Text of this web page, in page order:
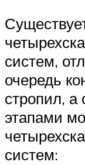
систем,
очередь
стропил,
этапами
систем: